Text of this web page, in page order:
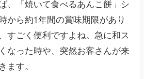
、「焼いて食べるあんこ餅」シ
から約1年間の賞味期限があり
すごく便利ですよね。急に和ス
なった時や、突然お客さんが来
ます。